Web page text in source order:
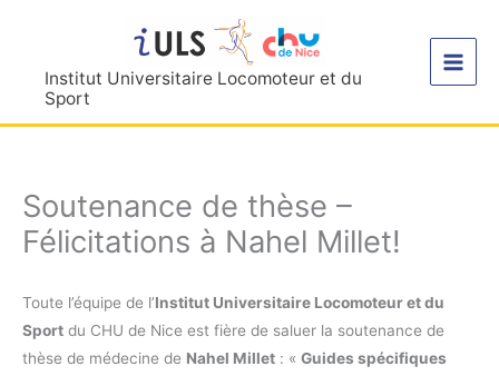
contenuInstitut Universitaire Locomoteur et du
Sport
Soutenance de thèse –
Félicitations à Nahel Millet!
Toute l’équipe de l’Institut Universitaire Locomoteur et du
Sport du CHU de Nice est fière de saluer la soutenance de
thèse de médecine de Nahel Millet : « Guides spécifiques